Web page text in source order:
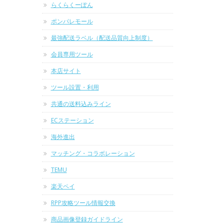
らくらくーぽん
ポンパレモール
最強配送ラベル（配送品質向上制度）
会員専用ツール
本店サイト
ツール設置・利用
共通の送料込みライン
ECステーション
海外進出
マッチング・コラボレーション
TEMU
楽天ペイ
RPP攻略ツール情報交換
商品画像登録ガイドライン